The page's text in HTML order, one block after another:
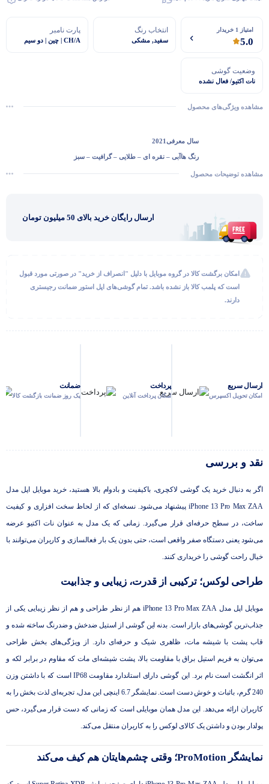
امتیاز 1 خریدار
5.0
انتخاب رنگ
سفید, مشکی
پارت نامبر
CH/A | چین | دو سیم
وضعیت گوشی
نات اکتیو/ فعال نشده
مشاهده ویژگی‌های محصول
سال معرفی2021
رنگ‌ هاآبی – نقره ای – طلایی – گرافیت – سبز
جنس بدنهاستیل ضد زنگ
ابعاد
مشاهده توضیحات محصول
ارسال رایگان خرید بالای 50 میلیون تومان
امکان برگشت کالا در گروه موبایل با دلیل "انصراف از خرید" در صورتی مورد قبول
است که پلمب کالا باز نشده باشد. تمام گوشی‌های اپل استور ضمانت رجیستری
دارند.
ارسال سریع
امکان تحویل اکسپرس
پرداخت
امکان پرداخت آنلاین
ضمانت
یک روز ضمانت بازگشت کالا
نقد و بررسی
اگر به دنبال خرید یک گوشی لاکچری، باکیفیت و بادوام بالا هستید، خرید موبایل اپل مدل
iPhone 13 Pro Max ZAA پیشنهاد می‌شود. نسخه‌ای که از لحاظ سخت افزاری و کیفیت
ساخت، در سطح حرفه‌ای قرار می‌گیرد. زمانی که یک مدل به عنوان نات اکتیو عرضه
می‌شود یعنی دستگاه صفر واقعی است، حتی بدون یک بار فعالسازی و کاربران می‌توانند با
خیال راحت گوشی را خریداری کنند.
طراحی لوکس؛ ترکیبی از قدرت، زیبایی و جذابیت
موبایل اپل مدل iPhone 13 Pro Max ZAA هم از نظر طراحی و هم از نظر زیبایی یکی از
جذاب‌ترین گوشی‌های بازار است. بدنه این گوشی از استیل ضدخش و ضدرنگ ساخته شده و
قاب پشت با شیشه مات، ظاهری شیک و حرفه‌ای دارد. از ویژگی‌های بخش طراحی
می‌توان به فریم استیل براق با مقاومت بالا، پشت شیشه‌ای مات که مقاوم در برابر لکه و
اثر انگشت است نام برد. این گوشی دارای استاندارد مقاومت IP68 است که با داشتن وزن
240 گرم، باثبات و خوش دست است. نمایشگر 6.7 اینچی این مدل، تجربه‌ای لذت بخش را به
کاربران ارائه می‌دهد. این مدل همان موبایلی است که زمانی که دست قرار می‌گیرد، حس
پولدار بودن و داشتن یک کالای لوکس را به کاربران منتقل می‌کند.
نمایشگر ProMotion؛ وقتی چشم‌هایتان هم کیف می‌کند
در حال اتصال...